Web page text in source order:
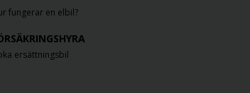
fungerar en elbil?
ersättningsbil